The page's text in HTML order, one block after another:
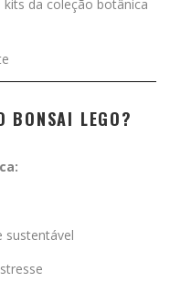
da coleção botânica
BONSAI LEGO?
sustentável